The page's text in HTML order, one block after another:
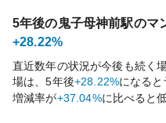
5年後の鬼子母神前駅のマ
+28.22%
直近数年の状況が今後も続く場
場は、5年後+28.22%になる
増減率が+37.04%に比べると